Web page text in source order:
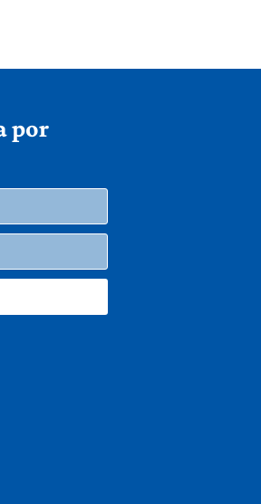
por